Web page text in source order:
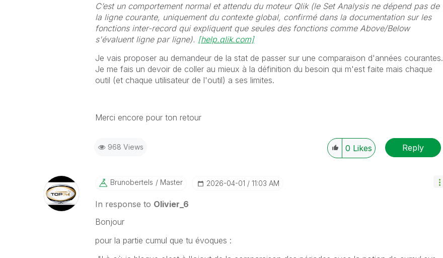
C’est un comportement normal et attendu du moteur Qlik (le Set Analysis ne dépend pas de
la ligne courante, uniquement du contexte global, confirmé dans la documentation sur les
fonctions inter-record qui expliquent que seules des fonctions comme Above/Below
s'évaluent ligne par ligne). [help.qlik.com]
Je vais proposer au demandeur de la stat de passer sur une comparaison d'années courantes.
Je me fais un devoir de coller au mieux à la définition du besoin qui m'est faite mais chaque
outil (et chaque utilisateur de l'outil) a ses limites.
Merci encore pour ton retour
968 Views 0 Likes Reply
Brunobertels Master ‎2026-04-01 11:03 AM
In response to Olivier_6
Bonjour
pour la partie cumul que tu évoques :